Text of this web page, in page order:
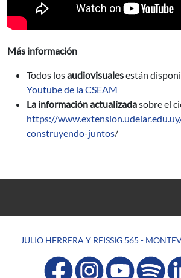
Más información
Todos losaudiovisualesestán
Youtube de la CSEAM
La información actualizadasobre el
https://
construyendo-juntos/
JULIO HERRERA Y REISSIG 565 -